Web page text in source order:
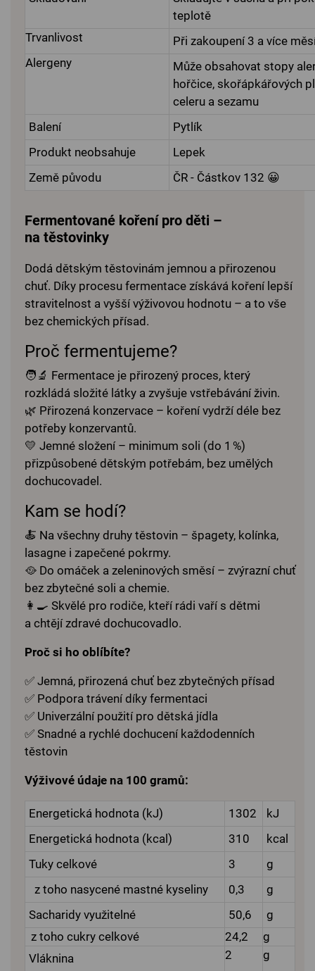
teplotě
Trvanlivost
Při zakoupení 3 a více
Alergeny
Může obsahovat stopy
hořčice, skořápkářových
celeru a sezamu
Balení
Pytlík
Produkt neobsahuje
Lepek
Země původu
ČR - Částkov 132 😀
Fermentované koření pro děti –
na těstovinky
Dodá dětským těstovinám jemnou a přirozenou
chuť. Díky procesu fermentace získává koření lepší
stravitelnost a vyšší výživovou hodnotu – a to vše
bez chemických přísad.
Proč fermentujeme?
🧑‍🔬 Fermentace je přirozený proces, který
rozkládá složité látky a zvyšuje vstřebávání živin.
🌿 Přirozená konzervace – koření vydrží déle bez
potřeby konzervantů.
💛 Jemné složení – minimum soli (do 1 %)
přizpůsobené dětským potřebám, bez umělých
dochucovadel.
Kam se hodí?
🍝 Na všechny druhy těstovin – špagety, kolínka,
lasagne i zapečené pokrmy.
🥘 Do omáček a zeleninových směsí – zvýrazní chuť
bez zbytečné soli a chemie.
👩‍🍳 Skvělé pro rodiče, kteří rádi vaří s dětmi
a chtějí zdravé dochucovadlo.
Proč si ho oblíbíte?
✅ Jemná, přirozená chuť bez zbytečných přísad
✅ Podpora trávení díky fermentaci
✅ Univerzální použití pro dětská jídla
✅ Snadné a rychlé dochucení každodenních
těstovin
Výživové údaje na 100 gramů:
Energetická hodnota (kJ) 1302
kJ
Energetická hodnota (kcal)
310
kcal
Tuky celkové
3
g
z toho nasycené mastné kyseliny
0,3
g
Sacharidy využitelné
50,6
g
z toho cukry celkové
24,2
g
Vláknina
2 g